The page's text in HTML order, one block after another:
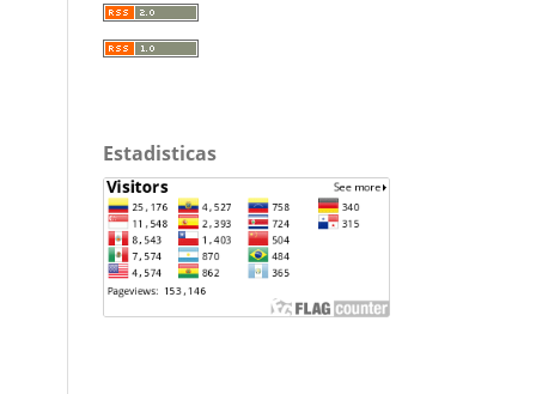
Estadisticas